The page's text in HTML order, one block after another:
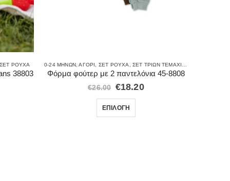
ΣΕΤ ΡΟΎΧΑ
38803
0-24 ΜΗΝΏΝ ,ΑΓΌΡΙ ΣΕΤ ΡΟΎΧΑ ,ΣΕΤ ΤΡΙΏΝ ΤΕΜΑΧΊΩΝ
Φόρμα φούτερ με 2 παντελόνια 45-8808
€26.00 €18.20
ΕΠΙΛΟΓΉ